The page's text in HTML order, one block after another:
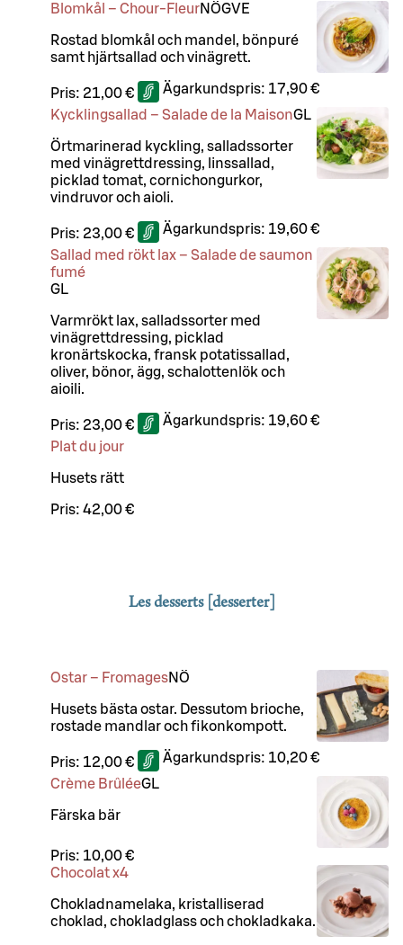
Blomkål – Chour-FleurNÖGVE
Rostad blomkål och mandel, bönpuré
samt hjärtsallad och vinägrett.
Pris: 21,00 € Ägarkundspris: 17,90 €
Kycklingsallad – Salade de la MaisonGL
Örtmarinerad kyckling, salladssorter
med vinägrettdressing, linssallad,
picklad tomat, cornichongurkor,
vindruvor och aioli.
Pris: 23,00 € Ägarkundspris: 19,60 €
Sallad med rökt lax – Salade de saumon
fumé
GL
Varmrökt lax, salladssorter med
vinägrettdressing, picklad
kronärtskocka, fransk potatissallad,
oliver, bönor, ägg, schalottenlök och
aioili.
Pris: 23,00 € Ägarkundspris: 19,60 €
Plat du jour
Husets rätt
Pris: 42,00 €
Les desserts [desserter]
Ostar – FromagesNÖ
Husets bästa ostar. Dessutom brioche,
rostade mandlar och fikonkompott.
Pris: 12,00 € Ägarkundspris: 10,20 €
Crème BrûléeGL
Färska bär
Pris: 10,00 €
Chocolat x4
Chokladnamelaka, kristalliserad
choklad, chokladglass och chokladkaka.